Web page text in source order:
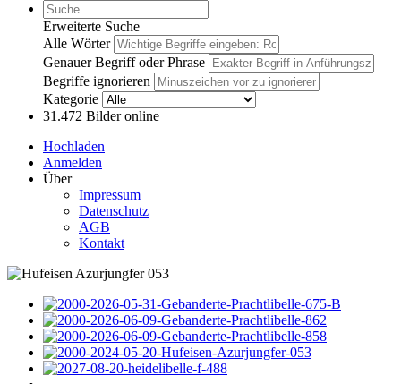
Erweiterte Suche
Alle Wörter
Genauer Begriff oder Phrase
Begriffe ignorieren
Kategorie
31.472 Bilder online
Hochladen
Anmelden
Über
Impressum
Datenschutz
AGB
Kontakt